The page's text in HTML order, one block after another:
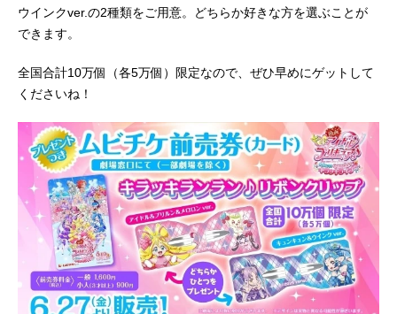
ウインクver.の2種類をご用意。どちらか好きな方を選ぶことが
できます。
全国合計10万個（各5万個）限定なので、ぜひ早めにゲットして
くださいね！